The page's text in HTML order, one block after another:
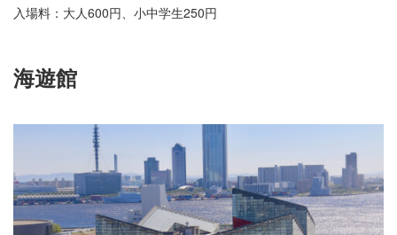
入場料：大人600円、小中学生250円
海遊館